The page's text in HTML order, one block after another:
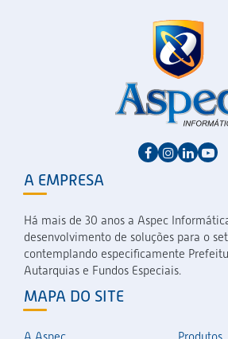
A EMPRESA
Há mais de 30 anos a Aspec
desenvolvimento de soluções para o
contemplando especificamente
Autarquias e Fundos Especiais.
MAPA DO SITE